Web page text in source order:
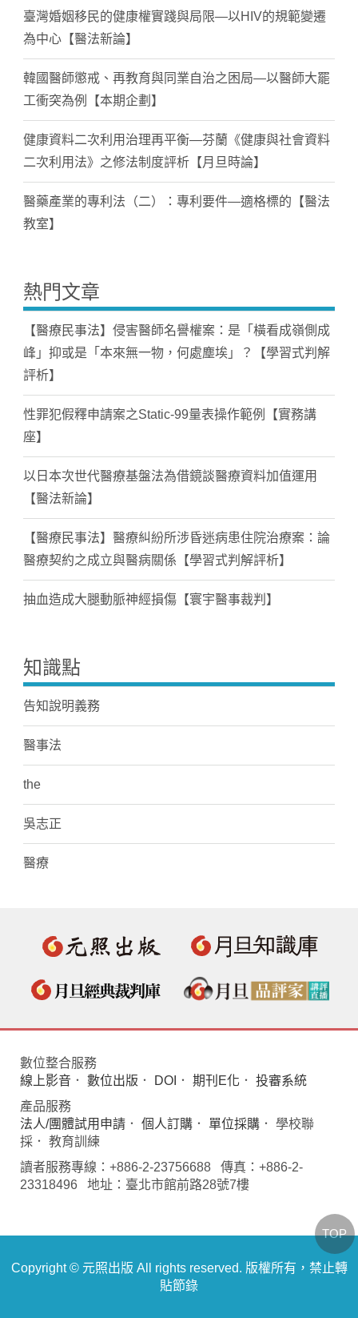
臺灣婚姻移民的健康權實踐與局限—以HIV的規範變遷
為中心【醫法新論】
韓國醫師懲戒、再教育與同業自治之困局—以醫師大罷
工衝突為例【本期企劃】
健康資料二次利用治理再平衡—芬蘭《健康與社會資料
二次利用法》之修法制度評析【月旦時論】
醫藥產業的專利法（二）：專利要件—適格標的【醫法
教室】
熱門文章
【醫療民事法】侵害醫師名譽權案：是「橫看成嶺側成
峰」抑或是「本來無一物，何處塵埃」？【學習式判解
評析】
性罪犯假釋申請案之Static-99量表操作範例【實務講
座】
以日本次世代醫療基盤法為借鏡談醫療資料加值運用
【醫法新論】
【醫療民事法】醫療糾紛所涉昏迷病患住院治療案：論
醫療契約之成立與醫病關係【學習式判解評析】
抽血造成大腿動脈神經損傷【寰宇醫事裁判】
知識點
告知說明義務
醫事法
the
吳志正
醫療
數位整合服務
線上影音 ． 數位出版 ． DOI ． 期刊E化 ． 投審系統
產品服務
法人/團體試用申請 ． 個人訂購 ． 單位採購 ． 學校聯
採． 教育訓練
讀者服務專線：+886-2-23756688 傳真：+886-2-
23318496 地址：臺北市館前路28號7樓
Copyright © 元照出版 All rights reserved. 版權所有，禁止轉
貼節錄
TOP